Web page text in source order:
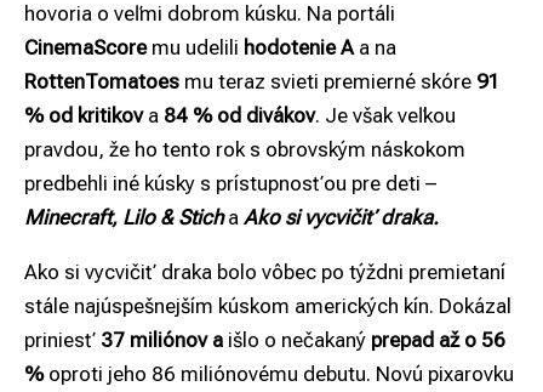
hovoria o veľmi dobrom kúsku. Na portáli
CinemaScoremu udelili hodotenie Aa na
RottenTomatoes mu teraz svieti premierné skóre 91
% od kritikova 84 % od divákov. Je však veľkou
pravdou, že ho tento rok s obrovským náskokom
predbehli iné kúsky s prístupnosťou pre deti –
Minecraft, Lilo & Stich a Ako si vycvičiť draka.
Ako si vycvičiť draka bolo vôbec po týždni premietaní
stále najúspešnejším kúskom amerických kín. Dokázal
priniesť 37 miliónov a išlo o nečakaný prepad až o 56
%oproti jeho 86 miliónovému debutu. Novú pixarovku